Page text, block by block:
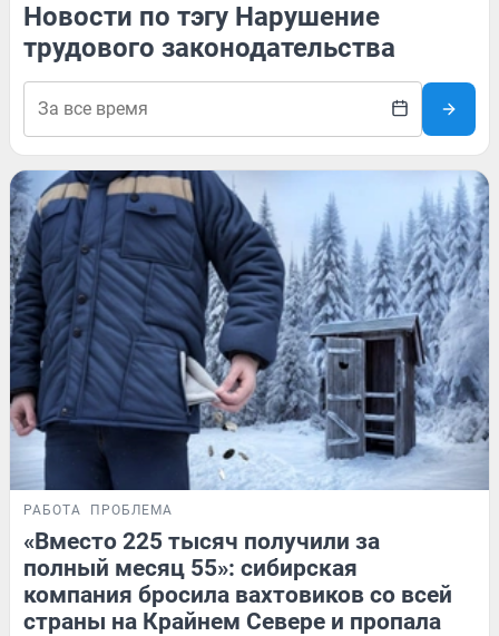
Новости по тэгу Нарушение
трудового законодательства
РАБОТА ПРОБЛЕМА
«Вместо 225 тысяч получили за
полный месяц 55»: сибирская
компания бросила вахтовиков со всей
страны на Крайнем Севере и пропала